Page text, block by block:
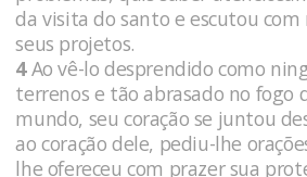
da visita do santo e escutou
seus projetos.
4Ao vê-lo desprendido como
terrenos e tão abrasado no fogo
mundo, seu coração se juntou
ao coração dele, pediu-lhe
lhe ofereceu com prazer sua